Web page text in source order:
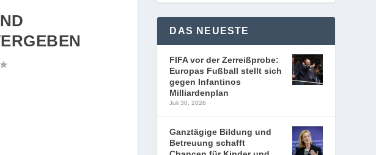
DAS NEUESTE
FIFA vor der Zerreißprobe:
Europas Fußball stellt sich
gegen Infantinos
Milliardenplan
Juli 30, 2026
Ganztägige Bildung und
Betreuung schafft